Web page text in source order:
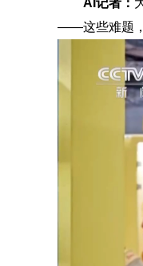
AI记者：
——这些难题，